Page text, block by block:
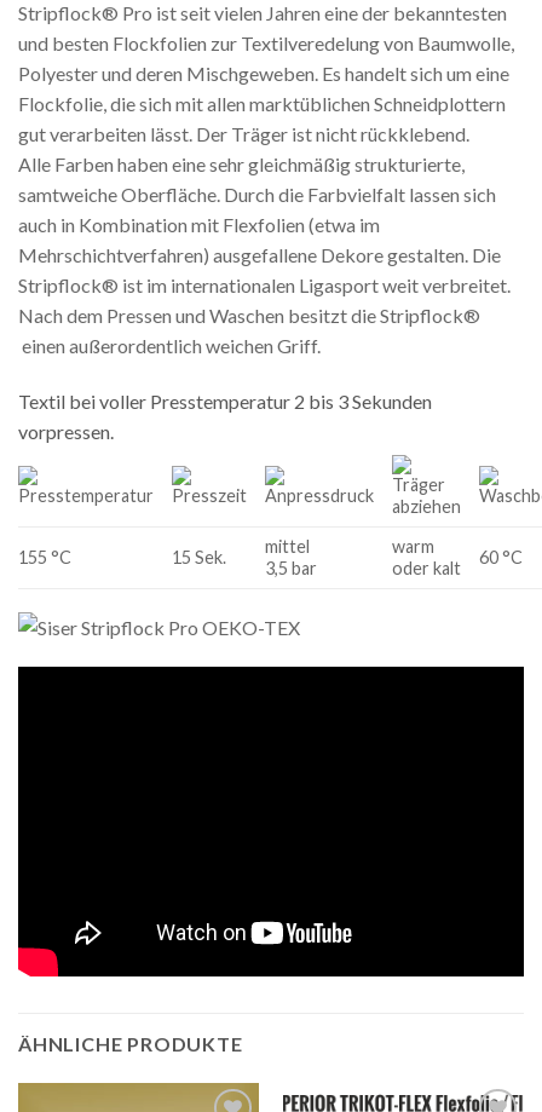
Stripflock® Pro ist seit vielen Jahren eine der bekanntesten
und besten Flockfolien zur Textilveredelung von Baumwolle,
Polyester und deren Mischgeweben. Es handelt sich um eine
Flockfolie, die sich mit allen marktüblichen Schneidplottern
gut verarbeiten lässt. Der Träger ist nicht rückklebend.
Alle Farben haben eine sehr gleichmäßig strukturierte,
samtweiche Oberfläche. Durch die Farbvielfalt lassen sich
auch in Kombination mit Flexfolien (etwa im
Mehrschichtverfahren) ausgefallene Dekore gestalten. Die
Stripflock® ist im internationalen Ligasport weit verbreitet.
Nach dem Pressen und Waschen besitzt die Stripflock®
einen außerordentlich weichen Griff.
Textil bei voller Presstemperatur 2 bis 3 Sekunden
vorpressen.
155 °C 15 Sek.
mittel
3,5 bar
warm
oder kalt
60 °C
ÄHNLICHE PRODUKTE